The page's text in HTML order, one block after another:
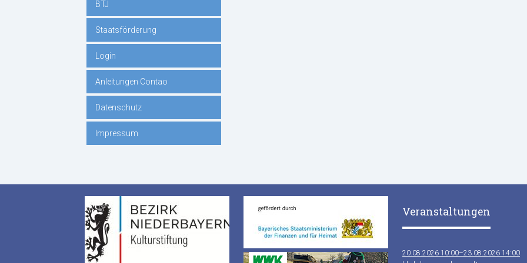
BTJ
Staatsförderung
Login
Anleitungen Contao
Datenschutz
Impressum
Veranstaltungen
20.08.2026 10:00–23.08.2026 14:00